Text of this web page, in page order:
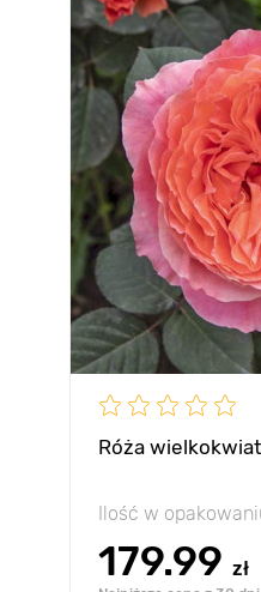
Róża
Ilość w
179.99 zł